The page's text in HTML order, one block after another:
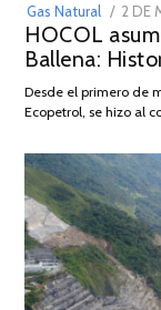
Gas Natural
ON
2 DE
HOCOL
Ballena:
Desde el primero de
Ecopetrol, se hizo al